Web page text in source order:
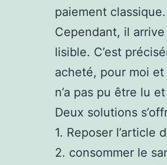
paiement classique.
Cependant, il
lisible. C’est
acheté, pour moi
n’a pas pu être lu
Deux solutions
1. Reposer l’article
2. consommer le